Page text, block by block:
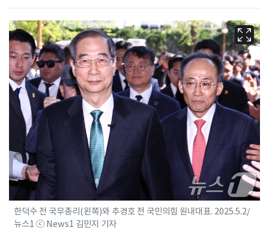
한덕수 전 국무총리(왼쪽)와 추경호 전 국민의힘 원내대표. 2025.5.2/
뉴스1 ⓒ News1 김민지 기자